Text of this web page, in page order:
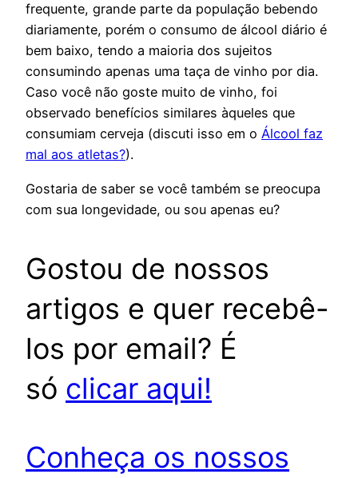
frequente, grande parte da população bebendo
diariamente, porém o consumo de álcool diário é
bem baixo, tendo a maioria dos sujeitos
consumindo apenas uma taça de vinho por dia.
Caso você não goste muito de vinho, foi
observado benefícios similares àqueles que
consumiam cerveja (discuti isso em o Álcool faz
mal aos atletas?).
Gostaria de saber se você também se preocupa
com sua longevidade, ou sou apenas eu?
Gostou de nossos
artigos e quer recebê-
los por email? É
só clicar aqui!
Conheça os nossos